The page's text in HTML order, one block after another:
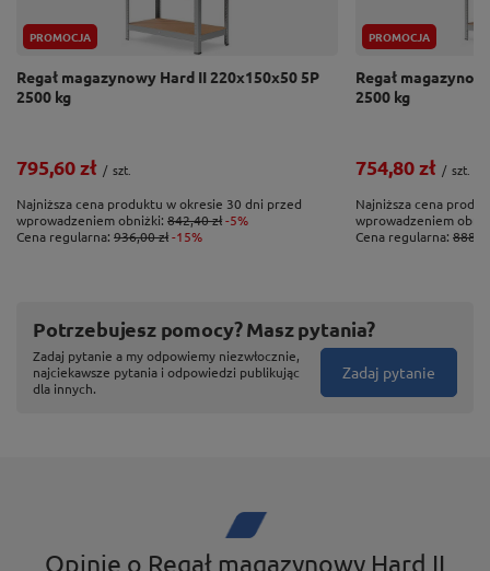
Śrubowy system mocowania półek
Jeżeli w danej chwili nie masz możliwości
przykręcenia regału do ściany lub połączenia kilku z
nich w jeden zestaw, bez żadnego wątpienia
PROMOCJA
Regał magazynowy Hard II 220x150x50 5P
2500 kg
795,60 zł / szt.
Najniższa cena produktu w okresie 30 dni przed
wprowadzeniem obniżki: 842,40 zł-5%
Cena regularna: 936,00 zł-15%
PROMOCJA
Regał
2500 kg
754,80 zł / szt.
Najniższa cena
wprowadzeniem
Cena regularna:
Potrzebujesz pomocy? Masz pytania?
Zadaj pytanie a my odpowiemy niezwłocznie,
najciekawsze pytania i odpowiedzi publikując
dla innych.
Zadaj pytanie
Opinie o Regał magazynowy Hard II